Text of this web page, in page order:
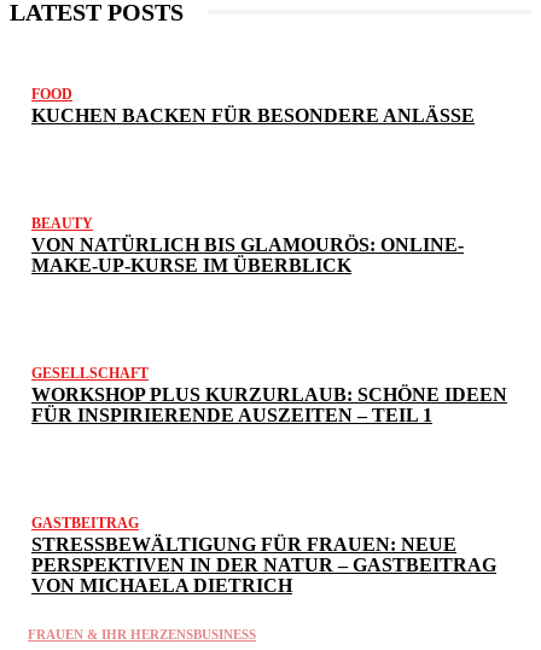
LATEST POSTS
FOOD
KUCHEN BACKEN FÜR BESONDERE ANLÄSSE
BEAUTY
VON NATÜRLICH BIS GLAMOURÖS: ONLINE-
MAKE-UP-KURSE IM ÜBERBLICK
GESELLSCHAFT
WORKSHOP PLUS KURZURLAUB: SCHÖNE IDEEN
FÜR INSPIRIERENDE AUSZEITEN – TEIL 1
GASTBEITRAG
STRESSBEWÄLTIGUNG FÜR FRAUEN: NEUE
PERSPEKTIVEN IN DER NATUR – GASTBEITRAG
VON MICHAELA DIETRICH
FRAUEN & IHR HERZENSBUSINESS